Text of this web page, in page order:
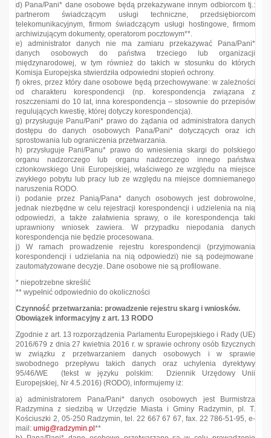
d) Pana/Pani* dane osobowe będą przekazywane innym odbiorcom tj.:
partnerom świadczącym usługi techniczne, przedsiębiorcom
telekomunikacyjnym, firmom świadczącym usługi hostingowe, firmom
archiwizującym dokumenty, operatorom pocztowym**.
e) administrator danych nie ma zamiaru przekazywać Pana/Pani*
danych osobowych do państwa trzeciego lub organizacji
międzynarodowej, w tym również do takich w stosunku do których
Komisja Europejska stwierdziła odpowiedni stopień ochrony.
f) okres, przez który dane osobowe będą przechowywane: w zależności
od charakteru korespondencji (np. korespondencja związana z
roszczeniami do 10 lat, inna korespondencja – stosownie do przepisów
regulujących kwestię, której dotyczy korespondencja).
g) przysługuje Panu/Pani* prawo do żądania od administratora danych
dostępu do danych osobowych Pana/Pani* dotyczących oraz ich
sprostowania lub ograniczenia przetwarzania.
h) przysługuje Pani/Panu* prawo do wniesienia skargi do polskiego
organu nadzorczego lub organu nadzorczego innego państwa
członkowskiego Unii Europejskiej, właściwego ze względu na miejsce
zwykłego pobytu lub pracy lub ze względu na miejsce domniemanego
naruszenia RODO.
i) podanie przez Panią/Pana* danych osobowych jest dobrowolne,
jednak niezbędne w celu rejestracji korespondencji i udzielenia na nią
odpowiedzi, a także załatwienia sprawy, o ile korespondencja taki
uprawniony wniosek zawiera. W przypadku niepodania danych
korespondencja nie będzie procesowana.
j) W ramach prowadzenie rejestru korespondencji (przyjmowania
korespondencji i udzielania na nią odpowiedzi) nie są podejmowane
zautomatyzowane decyzje. Dane osobowe nie są profilowane.
* niepotrzebne skreślić
** wypełnić odpowiednio do okoliczności
Czynność przetwarzania: prowadzenie rejestru skarg i wniosków.
Obowiązek informacyjny z art. 13 RODO
Zgodnie z art. 13 rozporządzenia Parlamentu Europejskiego i Rady (UE)
2016/679 z dnia 27 kwietnia 2016 r. w sprawie ochrony osób fizycznych
w związku z przetwarzaniem danych osobowych i w sprawie
swobodnego przepływu takich danych oraz uchylenia dyrektywy
95/46/WE (tekst w języku polskim: Dziennik Urzędowy Unii
Europejskiej, Nr 4.5.2016) (RODO), informujemy iż:
a) administratorem Pana/Pani* danych osobowych jest Burmistrza
Radzymina z siedzibą w Urzędzie Miasta i Gminy Radzymin, pl. T.
Kościuszki 2, 05-250 Radzymin, tel. 22 667 67 67, fax. 22 786-51-95, e-
mail: umig@radzymin.pl **